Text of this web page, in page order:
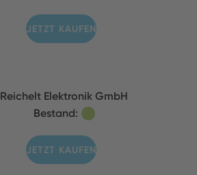
JETZT KAUFEN
Reichelt Elektronik GmbH
Bestand:
JETZT KAUFEN